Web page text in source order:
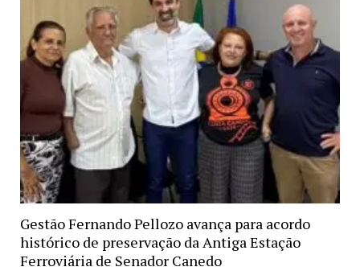
Gestão Fernando Pellozo avança para acordo
histórico de preservação da Antiga Estação
Ferroviária de Senador Canedo